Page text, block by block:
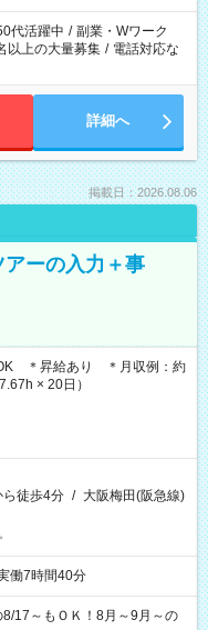
代活躍中 / 副業・Wワーク
以上の大量募集 / 電話対応な
詳細へ
掲載日：2026.08.06
ーの入力＋事
＊昇給あり ＊月収例：約
× 20日）
ら徒歩4分 / 大阪梅田(阪急線)
働7時間40分
17～もＯＫ！8月～9月～の